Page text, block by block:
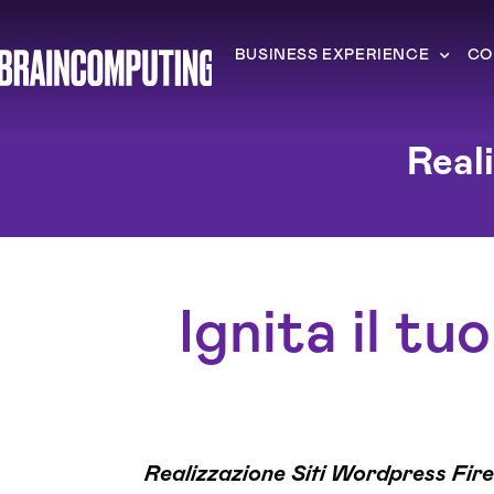
BUSINESS EXPERIENCE
Ignita il
Realizzazione Siti Wordpress